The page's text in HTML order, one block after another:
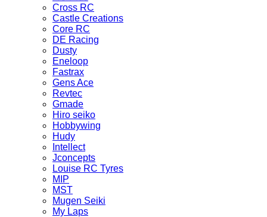
Cross RC
Castle Creations
Core RC
DE Racing
Dusty
Eneloop
Fastrax
Gens Ace
Revtec
Gmade
Hiro seiko
Hobbywing
Hudy
Intellect
Jconcepts
Louise RC Tyres
MIP
MST
Mugen Seiki
My Laps